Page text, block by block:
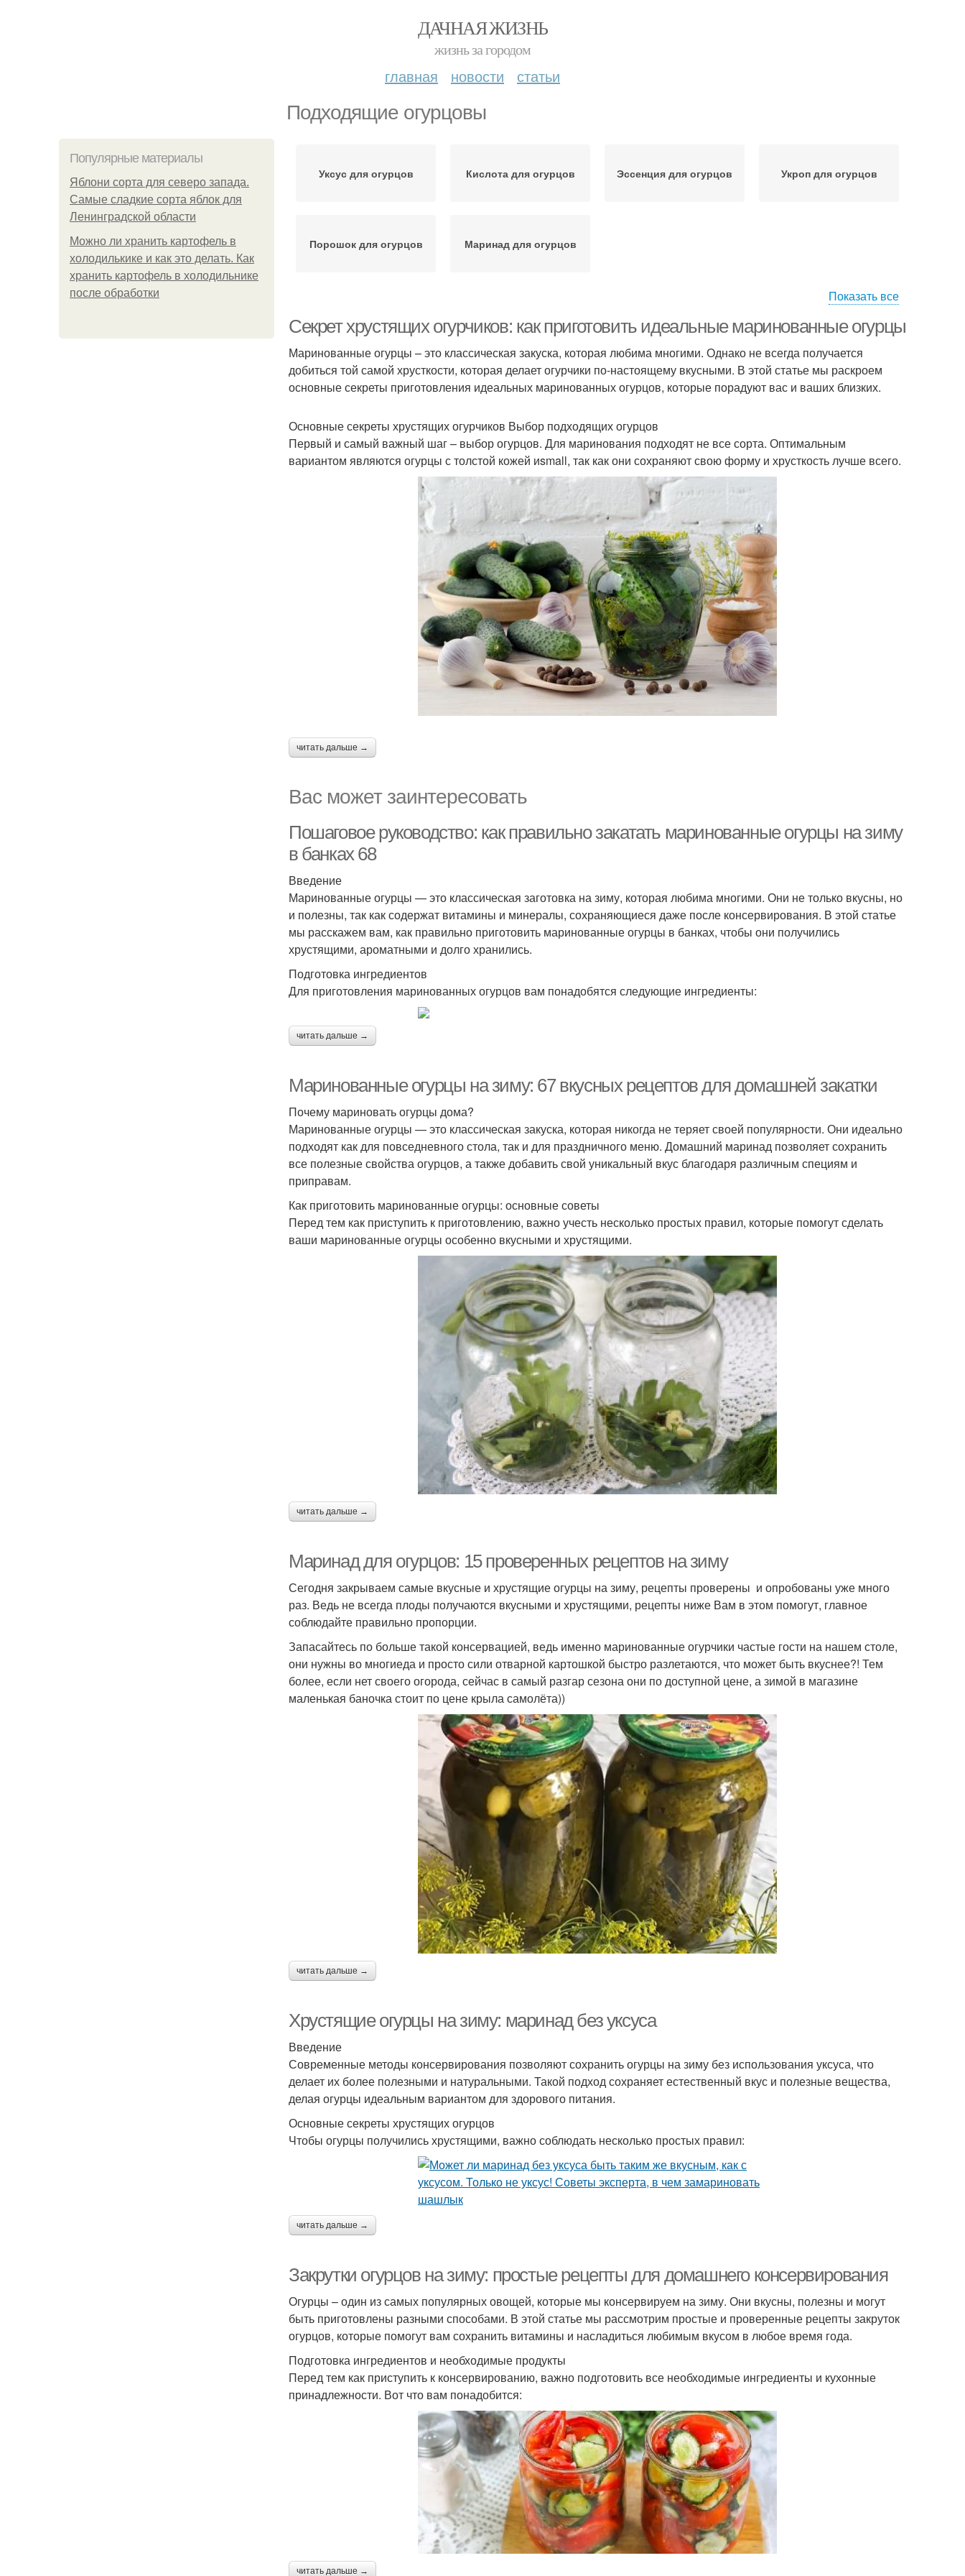
ДАЧНАЯ ЖИЗНЬ
жизнь за городом
главная новости статьи
Подходящие огурцовы
Популярные материалы
Яблони сорта для северо запада.
Самые сладкие сорта яблок для
Ленинградской области
Можно ли хранить картофель в
холодилькике и как это делать. Как
хранить картофель в холодильнике
после обработки
Уксус для огурцов Кислота для огурцов Эссенция для огурцов Укроп для огурцов
Порошок для огурцов Маринад для огурцов
Показать все
Секрет хрустящих огурчиков: как приготовить идеальные маринованные огурцы
Маринованные огурцы – это классическая закуска, которая любима многими. Однако не всегда получается
добиться той самой хрусткости, которая делает огурчики по-настоящему вкусными. В этой статье мы раскроем
основные секреты приготовления идеальных маринованных огурцов, которые порадуют вас и ваших близких.
Основные секреты хрустящих огурчиков Выбор подходящих огурцов
Первый и самый важный шаг – выбор огурцов. Для маринования подходят не все сорта. Оптимальным
вариантом являются огурцы с толстой кожей иsmall, так как они сохраняют свою форму и хрусткость лучше всего.
читать дальше →
Вас может заинтересовать
Пошаговое руководство: как правильно закатать маринованные огурцы на зиму
в банках 68
Введение
Маринованные огурцы — это классическая заготовка на зиму, которая любима многими. Они не только вкусны, но
и полезны, так как содержат витамины и минералы, сохраняющиеся даже после консервирования. В этой статье
мы расскажем вам, как правильно приготовить маринованные огурцы в банках, чтобы они получились
хрустящими, ароматными и долго хранились.
Подготовка ингредиентов
Для приготовления маринованных огурцов вам понадобятся следующие ингредиенты:
читать дальше →
Маринованные огурцы на зиму: 67 вкусных рецептов для домашней закатки
Почему мариновать огурцы дома?
Маринованные огурцы — это классическая закуска, которая никогда не теряет своей популярности. Они идеально
подходят как для повседневного стола, так и для праздничного меню. Домашний маринад позволяет сохранить
все полезные свойства огурцов, а также добавить свой уникальный вкус благодаря различным специям и
приправам.
Как приготовить маринованные огурцы: основные советы
Перед тем как приступить к приготовлению, важно учесть несколько простых правил, которые помогут сделать
ваши маринованные огурцы особенно вкусными и хрустящими.
читать дальше →
Маринад для огурцов: 15 проверенных рецептов на зиму
Сегодня закрываем самые вкусные и хрустящие огурцы на зиму, рецепты проверены и опробованы уже много
раз. Ведь не всегда плоды получаются вкусными и хрустящими, рецепты ниже Вам в этом помогут, главное
соблюдайте правильно пропорции.
Запасайтесь по больше такой консервацией, ведь именно маринованные огурчики частые гости на нашем столе,
они нужны во многиеда и просто сили отварной картошкой быстро разлетаются, что может быть вкуснее?! Тем
более, если нет своего огорода, сейчас в самый разгар сезона они по доступной цене, а зимой в магазине
маленькая баночка стоит по цене крыла самолёта))
читать дальше →
Хрустящие огурцы на зиму: маринад без уксуса
Введение
Современные методы консервирования позволяют сохранить огурцы на зиму без использования уксуса, что
делает их более полезными и натуральными. Такой подход сохраняет естественный вкус и полезные вещества,
делая огурцы идеальным вариантом для здорового питания.
Основные секреты хрустящих огурцов
Чтобы огурцы получились хрустящими, важно соблюдать несколько простых правил:
читать дальше →
Закрутки огурцов на зиму: простые рецепты для домашнего консервирования
Огурцы – один из самых популярных овощей, которые мы консервируем на зиму. Они вкусны, полезны и могут
быть приготовлены разными способами. В этой статье мы рассмотрим простые и проверенные рецепты закруток
огурцов, которые помогут вам сохранить витамины и насладиться любимым вкусом в любое время года.
Подготовка ингредиентов и необходимые продукты
Перед тем как приступить к консервированию, важно подготовить все необходимые ингредиенты и кухонные
принадлежности. Вот что вам понадобится:
читать дальше →